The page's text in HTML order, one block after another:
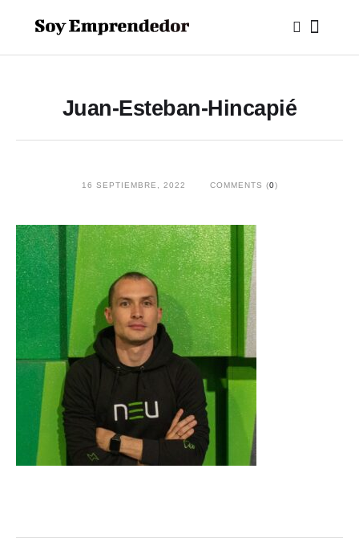
Juan-Esteban-Hincapié
16 SEPTIEMBRE, 2022 COMMENTS (0)